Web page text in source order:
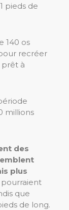
pieds de
140 os
recréer
à
millions
des
plus
pourraient
que
de long.